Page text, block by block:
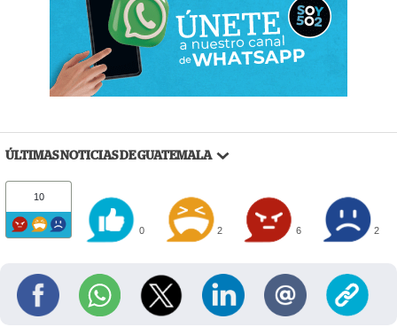
ÚLTIMAS NOTICIAS DE GUATEMALA
10
0 2 6 2